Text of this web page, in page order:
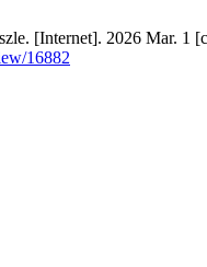
[Internet]. 2026 Mar. 1
16882